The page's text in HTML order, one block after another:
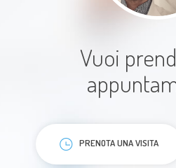
con spiegazioni
Paziente
Vuoi
PRENOTA UNA VISITA